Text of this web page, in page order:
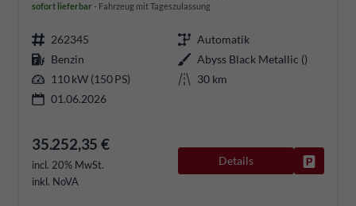
sofort lieferbar Fahrzeug mit Tageszulassung
262345
Automatik
Benzin
Abyss Black Metallic ()
110 kW (150 PS)
30 km
01.06.2026
35.252,35 €
incl. 20% MwSt.
inkl. NoVA
Details